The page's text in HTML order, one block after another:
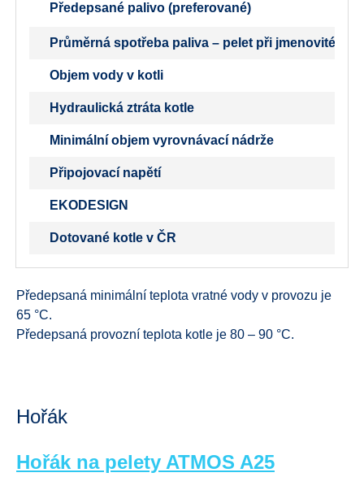
Předepsané palivo (preferované)
Průměrná spotřeba paliva – pelet při jmenovitém
Objem vody v kotli
Hydraulická ztráta kotle
Minimální objem vyrovnávací nádrže
Připojovací napětí
EKODESIGN
Dotované kotle v ČR
Předepsaná minimální teplota vratné vody v provozu je
65 °C.
Předepsaná provozní teplota kotle je 80 – 90 °C.
Hořák
Hořák na pelety ATMOS A25